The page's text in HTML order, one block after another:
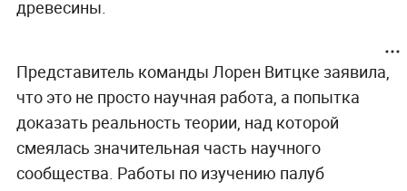
древесины.
Представитель команды Лорен Витцке заявила,
что это не просто научная работа, а попытка
доказать реальность теории, над которой
смеялась значительная часть научного
сообщества. Работы по изучению палуб